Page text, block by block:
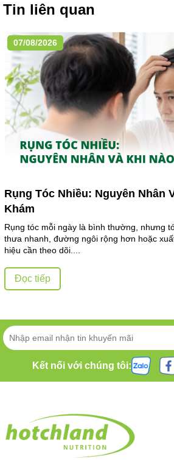
Tin liên quan
07/08/2026
Rụng Tóc Nhiều: Nguyên Nhân
Khám
Rụng tóc mỗi ngày là bình thường, nhưng
thưa nhanh, đường ngôi rộng hơn hoặc
hiệu cần theo dõi....
Đọc tiếp
Kết nối với chúng tôi: